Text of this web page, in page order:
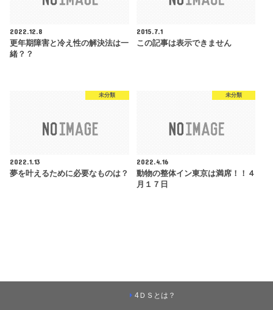
2022.12.8
更年期障害と冷え性の解決法は一
緒？？
2015.7.1
この記事は表示できません
未分類
2022.1.13
夢を叶えるために必要なものは？
未分類
2022.4.16
動物の整体イン東京は満席！！４
月１７日
4ＤＳとは？